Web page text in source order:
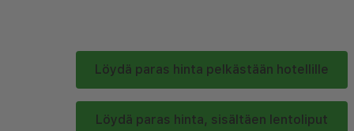
Löydä paras hinta pelkästään hotellille
Löydä paras hinta, sisältäen lentoliput